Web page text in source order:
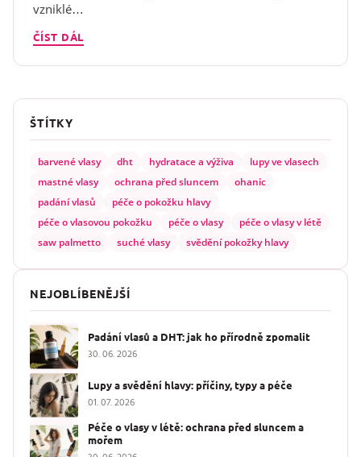
vzniklé…
ČÍST DÁL
ŠTÍTKY
barvené vlasy dht hydratace a výživa
lupy ve vlasech
mastné vlasy
ochrana před sluncem
ohanic
padání vlasů
péče o pokožku hlavy
péče o vlasovou pokožku
péče o vlasy
péče o vlasy v létě
saw palmetto
suché vlasy svědění pokožky hlavy
NEJOBLÍBENĚJŠÍ
Padání vlasů a DHT: jak ho přírodně zpomalit
30. 06. 2026
Lupy a svědění hlavy: příčiny, typy a péče
01. 07. 2026
Péče o vlasy v létě: ochrana před sluncem a
mořem